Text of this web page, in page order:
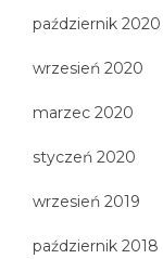
październik 2020
wrzesień 2020
marzec 2020
styczeń 2020
wrzesień 2019
październik 2018